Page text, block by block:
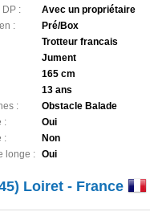
DP :
Avec un propriétaire
:
Pré/Box
Trotteur francais
Jument
165 cm
13 ans
:
Obstacle Balade
:
Oui
:
Non
longe : Oui
Loiret - France